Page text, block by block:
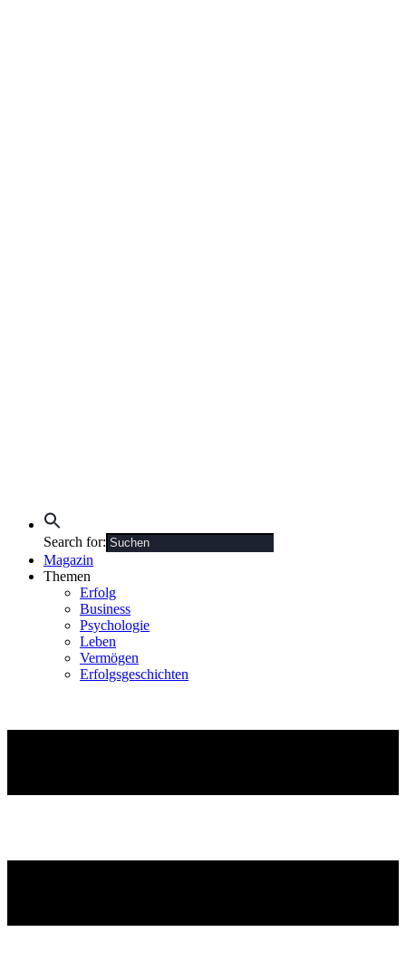
Search for:
Magazin
Themen
Erfolg
Business
Psychologie
Leben
Vermögen
Erfolgsgeschichten